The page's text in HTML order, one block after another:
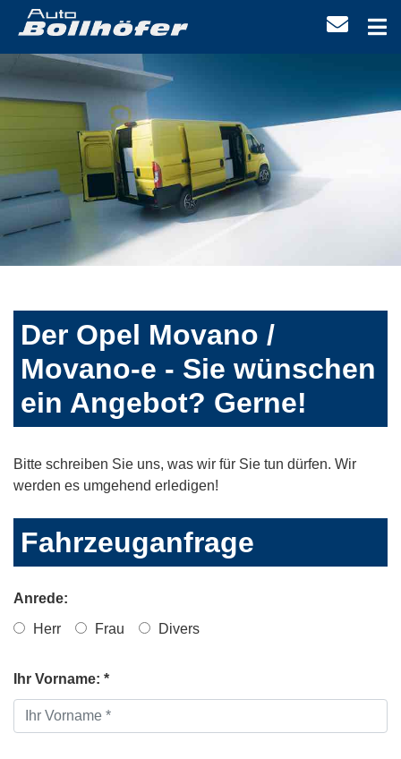
Der Opel Movano /
Movano-e - Sie wünschen
ein Angebot? Gerne!
Bitte schreiben Sie uns, was wir für Sie tun dürfen. Wir
werden es umgehend erledigen!
Fahrzeuganfrage
Anrede:
Herr
Frau Divers
Ihr Vorname: *